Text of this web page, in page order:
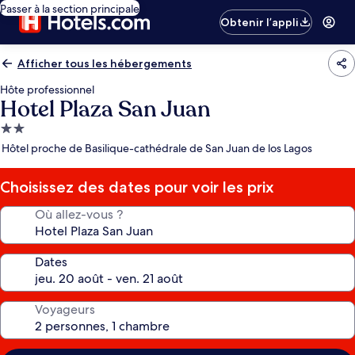
Passer à la section principale
Obtenir l’appli
Afficher tous les hébergements
Hôte professionnel
Hotel Plaza San Juan
Hébergement
2.0 étoiles
Hôtel proche de Basilique-cathédrale de San Juan de los Lagos
Choisissez des dates pour voir les prix
Où allez-vous ?
Dates
Voyageurs